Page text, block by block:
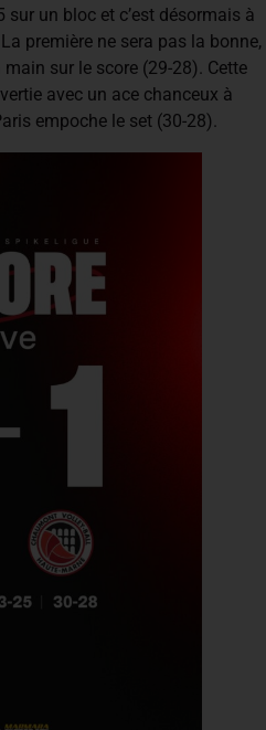
un bloc et c’est désormais à
première ne sera pas la bonne,
sur le score (29-28). Cette
avec un ace chanceux à
empoche le set (30-28).